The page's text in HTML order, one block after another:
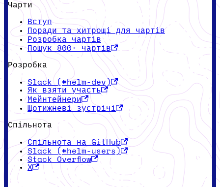
Чарти
Вступ
Поради та хитрощі для чартів
Розробка чартів
Пошук 800+ чартів
Розробка
Slack (#helm-dev)
Як взяти участь
Мейнтейнери
Щотижневі зустрічі
Спільнота
Спільнота на GitHub
Slack (#helm-users)
Stack Overflow
X